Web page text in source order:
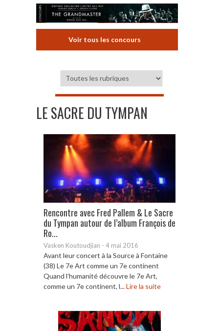
Voir tous les concours
LE SACRE DU TYMPAN
Rencontre avec Fred Pallem & Le Sacre
du Tympan autour de l’album François de
Ro...
Vasken Koutoudjian - 4 mai 2016
Avant leur concert à la Source à Fontaine
(38) Le 7e Art comme un 7e continent
Quand l’humanité découvre le 7e Art,
comme un 7e continent, l...Lire la suite